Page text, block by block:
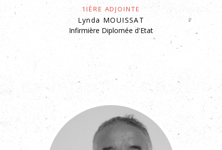
1ière Adjointe
Lynda MOUISSAT
Infirmière Diplomée d'Etat